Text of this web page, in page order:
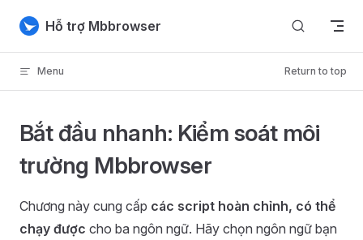
Skip to content
Hỗ trợ Mbbrowser
Menu Return to top
Bắt đầu nhanh: Kiểm soát môi
trường Mbbrowser
Chương này cung cấp các script hoàn chỉnh, có thể
chạy được cho ba ngôn ngữ. Hãy chọn ngôn ngữ bạn